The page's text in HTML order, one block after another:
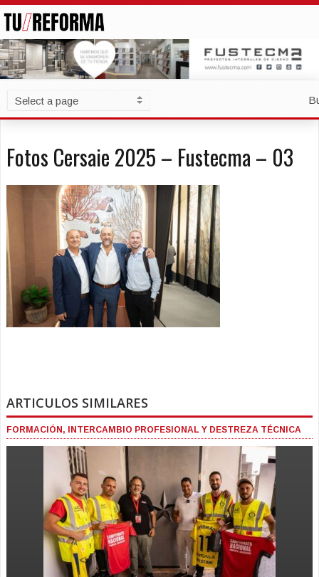
Fotos Cersaie 2025 – Fustecma – 03
ARTICULOS SIMILARES
FORMACIÓN, INTERCAMBIO PROFESIONAL Y DESTREZA TÉCNICA